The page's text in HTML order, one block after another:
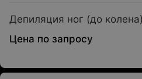
Депиляция ног (до колена)
Цена по запросу